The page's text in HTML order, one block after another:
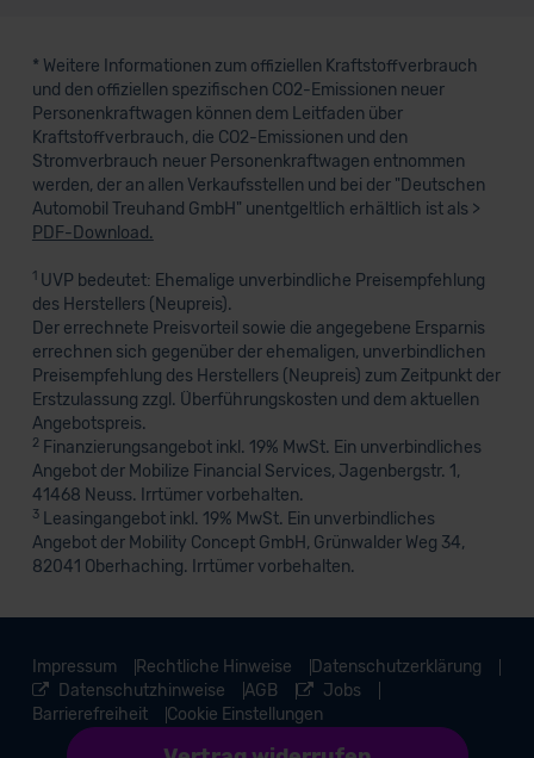
* Weitere Informationen zum offiziellen Kraftstoffverbrauch
und den offiziellen spezifischen CO2-Emissionen neuer
Personenkraftwagen können dem Leitfaden über
Kraftstoffverbrauch, die CO2-Emissionen und den
Stromverbrauch neuer Personenkraftwagen entnommen
werden, der an allen Verkaufsstellen und bei der "Deutschen
Automobil Treuhand GmbH" unentgeltlich erhältlich ist als >
PDF-Download.
1UVP bedeutet: Ehemalige unverbindliche Preisempfehlung
des Herstellers (Neupreis).
Der errechnete Preisvorteil sowie die angegebene Ersparnis
errechnen sich gegenüber der ehemaligen, unverbindlichen
Preisempfehlung des Herstellers (Neupreis) zum Zeitpunkt der
Erstzulassung zzgl. Überführungskosten und dem aktuellen
Angebotspreis.
2 Finanzierungsangebot inkl. 19% MwSt. Ein unverbindliches
Angebot der Mobilize Financial Services, Jagenbergstr. 1,
41468 Neuss. Irrtümer vorbehalten.
3Leasingangebot inkl. 19% MwSt. Ein unverbindliches
Angebot der Mobility Concept GmbH, Grünwalder Weg 34,
82041 Oberhaching. Irrtümer vorbehalten.
Impressum Rechtliche Hinweise
Datenschutzerklärung
Datenschutzhinweise
AGB
Jobs
Barrierefreiheit
Cookie Einstellungen